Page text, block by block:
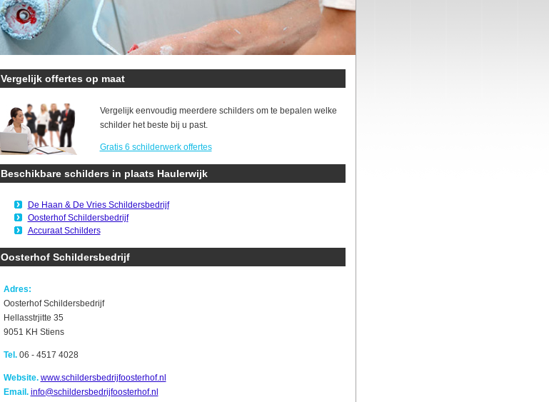
Vergelijk offertes op maat
Vergelijk eenvoudig meerdere schilders om te bepalen welke
schilder het beste bij u past.
Gratis 6 schilderwerk offertes
Beschikbare schilders in plaats Haulerwijk
De Haan & De Vries Schildersbedrijf
Oosterhof Schildersbedrijf
Accuraat Schilders
Oosterhof Schildersbedrijf
Adres:
Oosterhof Schildersbedrijf
Hellasstrjitte 35
9051 KH Stiens
Tel.06 - 4517 4028
Website. www.schildersbedrijfoosterhof.nl
Email. info@schildersbedrijfoosterhof.nl